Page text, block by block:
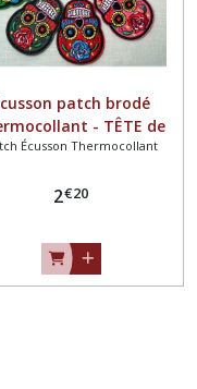
patch brodé
- TÊTE de
COLORÉ FLEUR SKULL
- Coloris au choix
Écusson Thermocollant
2€20